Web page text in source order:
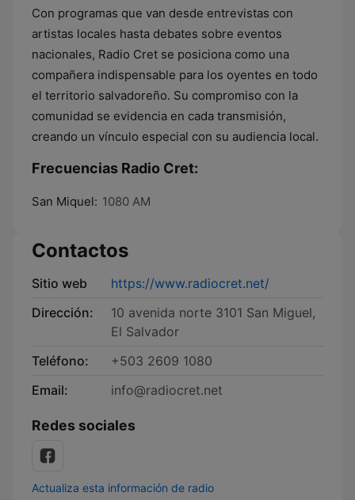
Con programas que van desde entrevistas con
artistas locales hasta debates sobre eventos
nacionales, Radio Cret se posiciona como una
compañera indispensable para los oyentes en todo
el territorio salvadoreño. Su compromiso con la
comunidad se evidencia en cada transmisión,
creando un vínculo especial con su audiencia local.
Frecuencias Radio Cret:
San Miquel: 1080 AM
Contactos
Sitio web
https://www.radiocret.net/
Dirección:
10 avenida norte 3101 San Miguel,
El Salvador
Teléfono:
+503 2609 1080
Email:
info@radiocret.net
Redes sociales
Actualiza esta información de radio